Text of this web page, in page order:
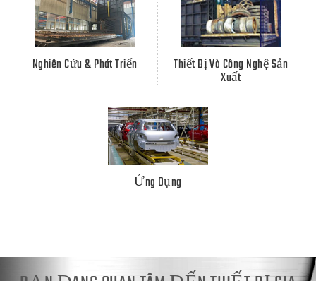
Nghiên Cứu & Phát Triển Thiết Bị Và Công Nghệ Sản
Xuất
Ứng Dụng